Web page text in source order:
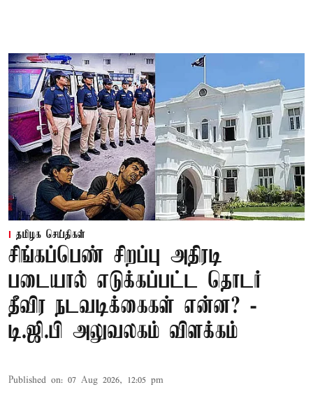
தமிழக செய்திகள்
சிங்கப்பெண் சிறப்பு அதிரடி
படையால் எடுக்கப்பட்ட தொடர்
தீவிர நடவடிக்கைகள் என்ன? -
டி.ஜி.பி அலுவலகம் விளக்கம்
Published on: 07 Aug 2026, 12:05 pm